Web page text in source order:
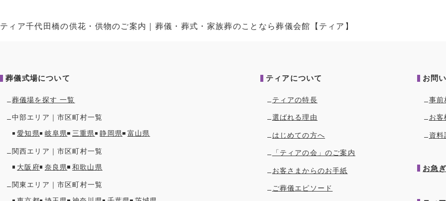
ティア千代田橋の供花・供物のご案内｜葬儀・葬式・家族葬のことなら葬儀会館【ティア】
葬儀式場について
葬儀場を探す 一覧
中部エリア｜市区町村一覧
愛知県
岐阜県 三重県 静岡県 富山県
関西エリア｜市区町村一覧
大阪府
奈良県 和歌山県
関東エリア｜市区町村一覧
ティアについて
ティアの特長
選ばれる理由
はじめての方へ
「ティアの会」のご案内
お客さまからのお手紙
ご葬儀エピソード
お問
事前
お客
資料
お急